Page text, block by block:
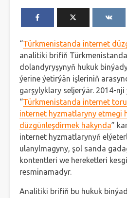
“Türkmenistanda internet
analitiki brifiň
dolandyryşynyň hukuk
ýerine ýetirýän işleriniň
garşylyklary seljerýär. 2014-
“Türkmenistanda internet
internet hyzmatlaryny etmegi
düzgünleşdirmek hakynda”
internet hyzmatlarynyň
ulanylmagyny, şol sanda
kontentleri we hereketleri
resminamadyr.
Analitiki brifiň bu hukuk